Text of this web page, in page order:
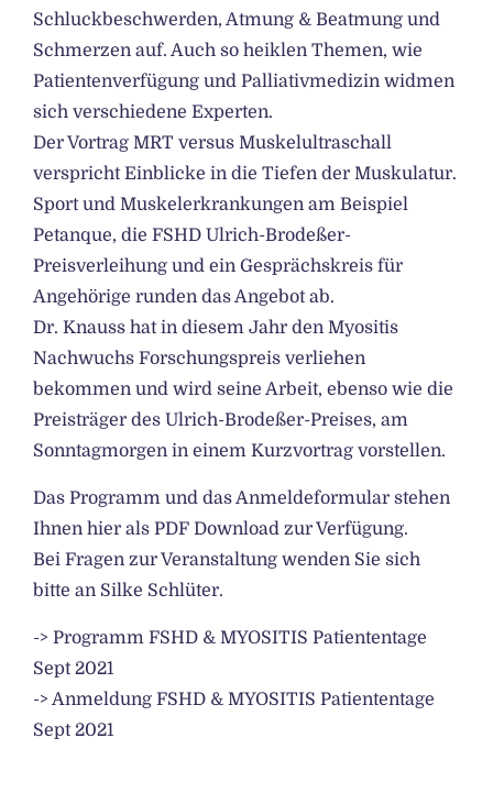
Schluckbeschwerden, Atmung & Beatmung und
Schmerzen auf. Auch so heiklen Themen, wie
Patientenverfügung und Palliativmedizin widmen
sich verschiedene Experten.
Der Vortrag MRT versus Muskelultraschall
verspricht Einblicke in die Tiefen der Muskulatur.
Sport und Muskelerkrankungen am Beispiel
Petanque, die FSHD Ulrich-Brodeßer-
Preisverleihung und ein Gesprächskreis für
Angehörige runden das Angebot ab.
Dr. Knauss hat in diesem Jahr den Myositis
Nachwuchs Forschungspreis verliehen
bekommen und wird seine Arbeit, ebenso wie die
Preisträger des Ulrich-Brodeßer-Preises, am
Sonntagmorgen in einem Kurzvortrag vorstellen.
Das Programm und das Anmeldeformular stehen
Ihnen hier als PDF Download zur Verfügung.
Bei Fragen zur Veranstaltung wenden Sie sich
bitte an Silke Schlüter.
-> Programm FSHD & MYOSITIS Patiententage
Sept 2021
-> Anmeldung FSHD & MYOSITIS Patiententage
Sept 2021